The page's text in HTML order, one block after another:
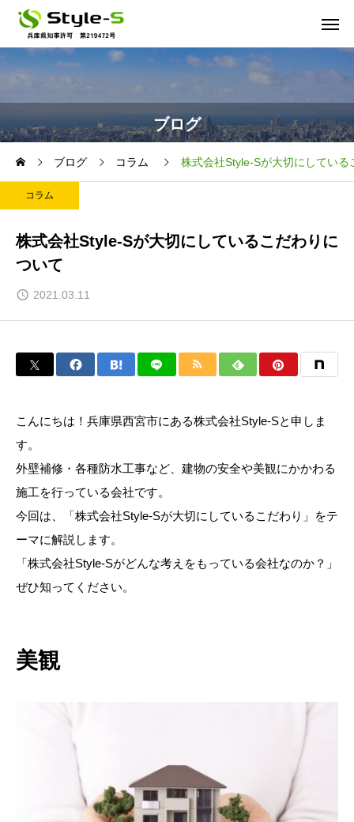
ブログ
ブログ コラム 株式会社Style-Sが大切にしている
コラム
株式会社Style-Sが大切にしているこだわりに
ついて
2021.03.11
こんにちは！兵庫県西宮市にある株式会社Style-Sと申しま
す。
外壁補修・各種防水工事など、建物の安全や美観にかかわる
施工を行っている会社です。
今回は、「株式会社Style-Sが大切にしているこだわり」をテ
ーマに解説します。
「株式会社Style-Sがどんな考えをもっている会社なのか？」
ぜひ知ってください。
美観